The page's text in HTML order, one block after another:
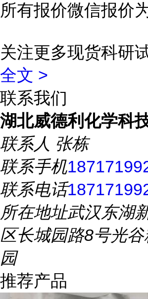
所有报价微信报价
关注更多现货科研
全文 >
联系我们
湖北威德利化学科
联系人 张栋
联系手机
联系电话
所在地址武汉东湖
区长城园路8号光
园
推荐产品